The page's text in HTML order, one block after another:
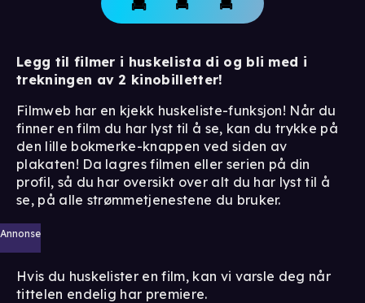
Legg til filmer i huskelista di og bli med i
trekningen av 2 kinobilletter!
Filmweb har en kjekk huskeliste-funksjon! Når du
finner en film du har lyst til å se, kan du trykke på
den lille bokmerke-knappen ved siden av
plakaten! Da lagres filmen eller serien på din
profil, så du har oversikt over alt du har lyst til å
se, på alle strømmetjenestene du bruker.
Annonse
Hvis du huskelister en film, kan vi varsle deg når
tittelen endelig har premiere.